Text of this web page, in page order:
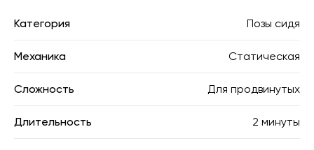
Категория Позы сидя
Механика Статическая
Сложность Для продвинутых
Длительность 2 минуты